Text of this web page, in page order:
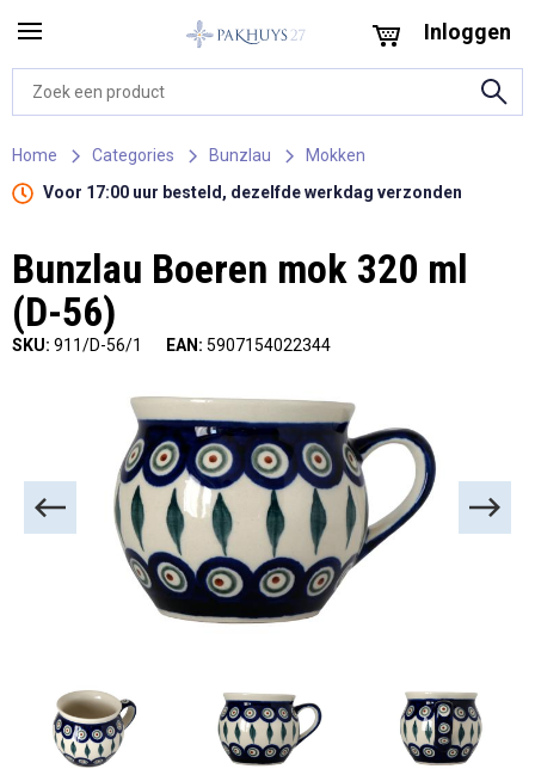
Inloggen
Home Categories Bunzlau
Mokken
Voor 17:00 uur besteld, dezelfde werkdag verzonden
Bunzlau Boeren mok 320 ml
(D-56)
SKU: 911/D-56/1 EAN: 5907154022344